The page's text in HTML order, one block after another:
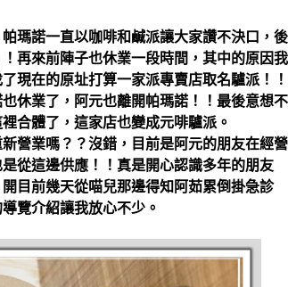
瑪諾一直以咖啡和鹹派讓大家讚不決口，
！再來前陣子也休業一段時間，其中的
現在的原址打算一家派專賣店取名驢派！！
休業了，阿元也離開帕瑪諾！！最後意想不
合體了，這家店也變成元啡驢派 。
營業嗎？？沒錯，目前是阿元的朋友在經營
從這邊供應！！真是開心認識多年的朋友
目前幾天從喵兒那邊得知阿茹累倒掛急診
覽介紹讓我放心不少。